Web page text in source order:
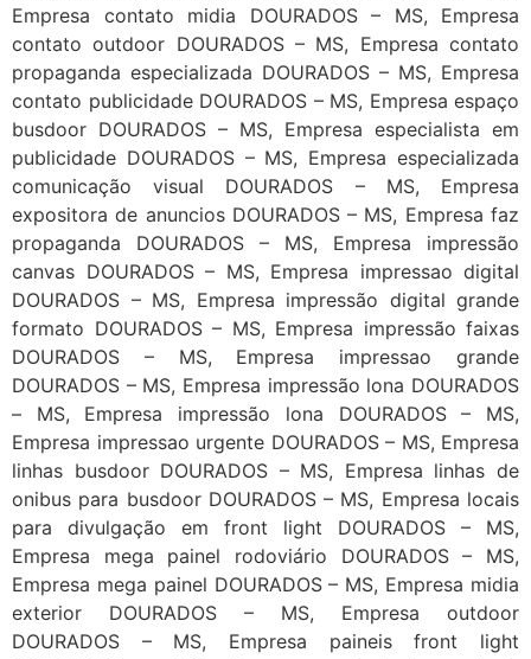
Empresa contato midia DOURADOS – MS, Empresa
contato outdoor DOURADOS – MS, Empresa contato
propaganda especializada DOURADOS – MS, Empresa
contato publicidade DOURADOS – MS, Empresa espaço
busdoor DOURADOS – MS, Empresa especialista em
publicidade DOURADOS – MS, Empresa especializada
comunicação visual DOURADOS – MS, Empresa
expositora de anuncios DOURADOS – MS, Empresa faz
propaganda DOURADOS – MS, Empresa impressão
canvas DOURADOS – MS, Empresa impressao digital
DOURADOS – MS, Empresa impressão digital grande
formato DOURADOS – MS, Empresa impressão faixas
DOURADOS – MS, Empresa impressao grande
DOURADOS – MS, Empresa impressão lona DOURADOS
– MS, Empresa impressão lona DOURADOS – MS,
Empresa impressao urgente DOURADOS – MS, Empresa
linhas busdoor DOURADOS – MS, Empresa linhas de
onibus para busdoor DOURADOS – MS, Empresa locais
para divulgação em front light DOURADOS – MS,
Empresa mega painel rodoviário DOURADOS – MS,
Empresa mega painel DOURADOS – MS, Empresa midia
exterior DOURADOS – MS, Empresa outdoor
DOURADOS – MS, Empresa paineis front light